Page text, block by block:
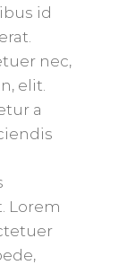
id
nec,
elit.
a
Lorem